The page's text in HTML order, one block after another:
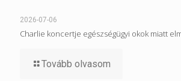
2026-07-06
Charlie koncertje egészségügyi okok miatt
Tovább olvasom